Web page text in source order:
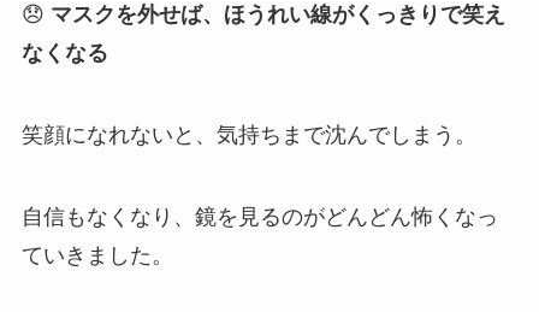
😞 マスクを外せば、ほうれい線がくっきりで笑え
なくなる
笑顔になれないと、気持ちまで沈んでしまう。
自信もなくなり、鏡を見るのがどんどん怖くなっ
ていきました。